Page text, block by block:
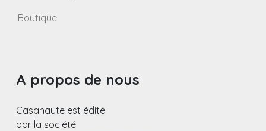
Boutique
A propos de nous
Casanaute est édité
par la société